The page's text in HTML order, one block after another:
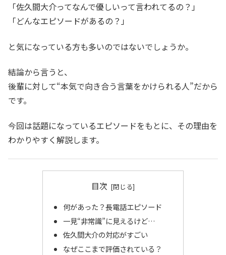
「佐久間大介ってなんで優しいって言われてるの？」
「どんなエピソードがあるの？」
と気になっている方も多いのではないでしょうか。
結論から言うと、
後輩に対して“本気で向き合う言葉をかけられる人”だから
です。
今回は話題になっているエピソードをもとに、その理由を
わかりやすく解説します。
目次
何があった？長電話エピソード
一見“非常識”に見えるけど…
佐久間大介の対応がすごい
なぜここまで評価されている？